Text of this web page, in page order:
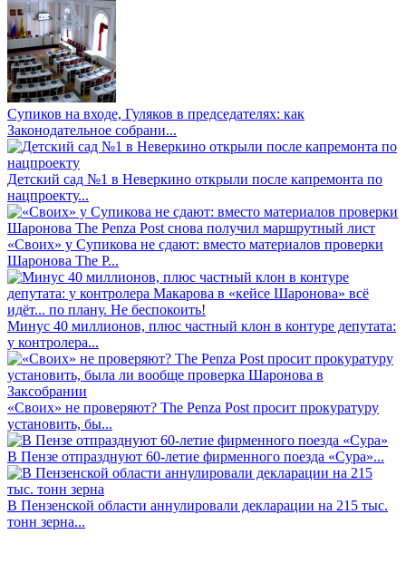
Супиков на входе, Гуляков в председателях: как
Законодательное собрани...
Детский сад №1 в Неверкино открыли после капремонта по
нацпроекту...
«Своих» у Супикова не сдают: вместо материалов проверки
Шаронова The P...
Минус 40 миллионов, плюс частный клон в контуре депутата:
у контролера...
«Своих» не проверяют? The Penza Post просит прокуратуру
установить, бы...
В Пензе отпразднуют 60-летие фирменного поезда «Сура»...
В Пензенской области аннулировали декларации на 215 тыс.
тонн зерна...